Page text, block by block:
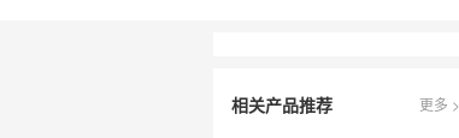
相关产品推荐 更多 >